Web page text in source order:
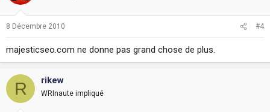
8 Décembre 2010 #4
majesticseo.com ne donne pas grand chose de plus.
R rikew
WRInaute impliqué